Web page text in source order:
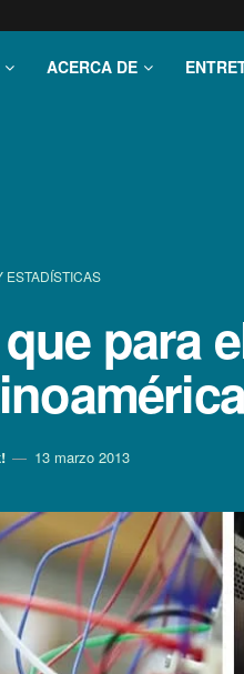
ACERCA DE
ESTADÍ­STICAS
para
13 marzo 2013